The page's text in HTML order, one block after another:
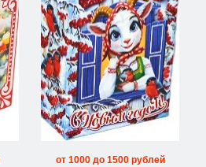
от 1000 до 1500 рублей